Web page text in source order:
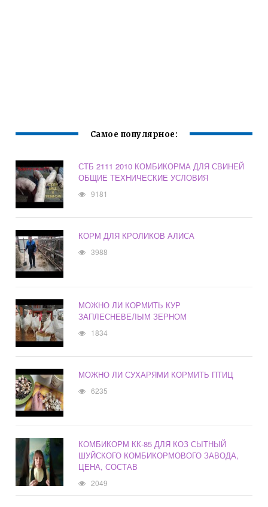
Самое популярное:
СТБ 2111 2010 КОМБИКОРМА ДЛЯ СВИНЕЙ
ОБЩИЕ ТЕХНИЧЕСКИЕ УСЛОВИЯ
9181
КОРМ ДЛЯ КРОЛИКОВ АЛИСА
3988
МОЖНО ЛИ КОРМИТЬ КУР
ЗАПЛЕСНЕВЕЛЫМ ЗЕРНОМ
1834
МОЖНО ЛИ СУХАРЯМИ КОРМИТЬ ПТИЦ
6235
КОМБИКОРМ КК-85 ДЛЯ КОЗ СЫТНЫЙ
ШУЙСКОГО КОМБИКОРМОВОГО ЗАВОДА,
ЦЕНА, СОСТАВ
2049